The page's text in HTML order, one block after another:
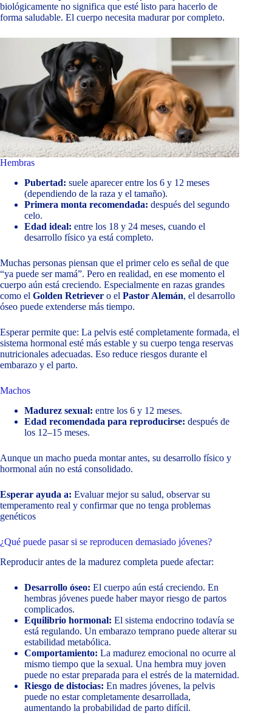
biológicamente no significa que esté listo para hacerlo de
forma saludable. El cuerpo necesita madurar por completo.
Hembras
Pubertad: suele aparecer entre los 6 y 12 meses
(dependiendo de la raza y el tamaño).
Primera monta recomendada: después del segundo
celo.
Edad ideal: entre los 18 y 24 meses, cuando el
desarrollo físico ya está completo.
Muchas personas piensan que el primer celo es señal de que
“ya puede ser mamá”. Pero en realidad, en ese momento el
cuerpo aún está creciendo. Especialmente en razas grandes
como el Golden Retriever o el Pastor Alemán, el desarrollo
óseo puede extenderse más tiempo.
Esperar permite que: La pelvis esté completamente formada, el
sistema hormonal esté más estable y su cuerpo tenga reservas
nutricionales adecuadas. Eso reduce riesgos durante el
embarazo y el parto.
Machos
Madurez sexual: entre los 6 y 12 meses.
Edad recomendada para reproducirse: después de
los 12–15 meses.
Aunque un macho pueda montar antes, su desarrollo físico y
hormonal aún no está consolidado.
Esperar ayuda a: Evaluar mejor su salud, observar su
temperamento real y confirmar que no tenga problemas
genéticos
¿Qué puede pasar si se reproducen demasiado jóvenes?
Reproducir antes de la madurez completa puede afectar:
Desarrollo óseo: El cuerpo aún está creciendo. En
hembras jóvenes puede haber mayor riesgo de partos
complicados.
Equilibrio hormonal: El sistema endocrino todavía se
está regulando. Un embarazo temprano puede alterar su
estabilidad metabólica.
Comportamiento: La madurez emocional no ocurre al
mismo tiempo que la sexual. Una hembra muy joven
puede no estar preparada para el estrés de la maternidad.
Riesgo de distocias: En madres jóvenes, la pelvis
puede no estar completamente desarrollada,
aumentando la probabilidad de parto difícil.